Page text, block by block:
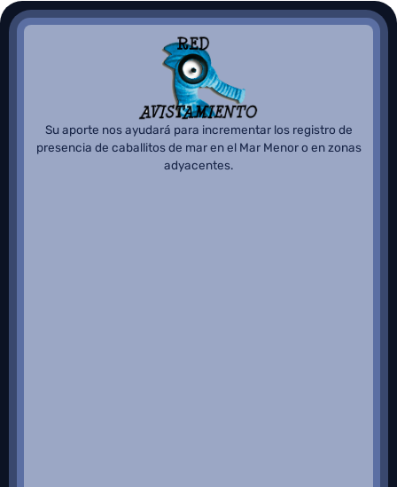
Su aporte nos ayudará para incrementar los registro de
presencia de caballitos de mar en el Mar Menor o en zonas
adyacentes.